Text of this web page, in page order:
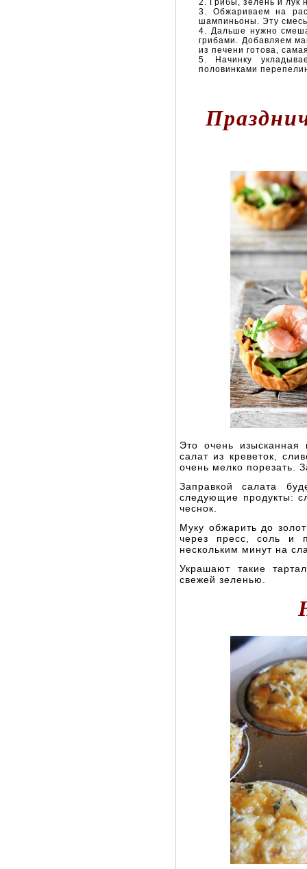
Грибы, зелень и лук
Обжариваем на
шампиньоны. Эту
Дальше нужно
грибами. Добавляем
из печени готова,
Начинку
половинками
Это очень
салат из креветок,
очень мелко порезать.
Заправкой салата
следующие продукты:
чеснок.
Муку обжарить до
через пресс, соль и
нескольким минут на
Украшают такие
свежей зеленью.